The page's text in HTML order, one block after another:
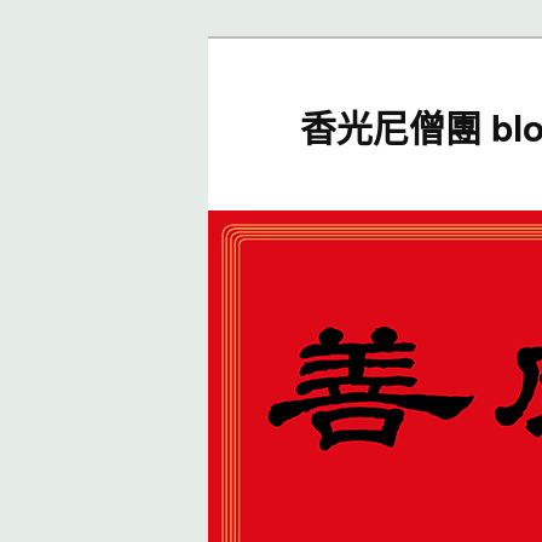
香光尼僧團